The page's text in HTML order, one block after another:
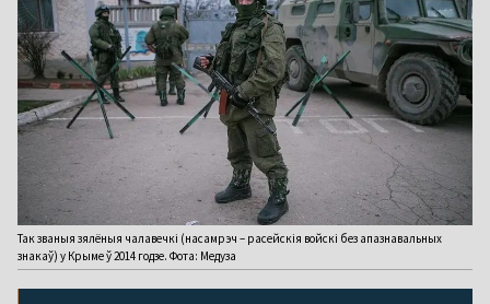
Так званыя зялёныя чалавечкі (насамрэч – расейскія войскі без апазнавальных
знакаў) у Крыме ў 2014 годзе. Фота: Медуза